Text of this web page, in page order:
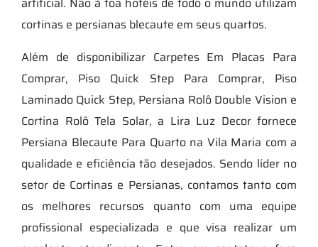
cortinas e persianas blecaute em seus quartos.
Além de disponibilizar Carpetes Em Placas Para
Comprar, Piso Quick Step Para Comprar, Piso
Laminado Quick Step, Persiana Rolô Double Vision e
Cortina Rolô Tela Solar, a Lira Luz Decor fornece
Persiana Blecaute Para Quarto na Vila Maria com a
qualidade e eficiência tão desejados. Sendo líder no
setor de Cortinas e Persianas, contamos tanto com
os melhores recursos quanto com uma equipe
profissional especializada e que visa realizar um